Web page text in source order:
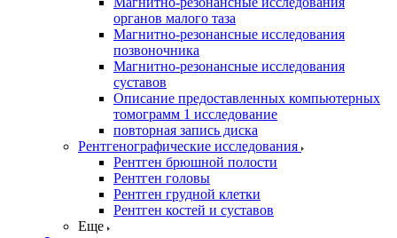
органов малого таза
Магнитно-резонансные исследования
позвоночника
Магнитно-резонансные исследования
суставов
Описание предоставленных компьютерных
томограмм 1 исследование
повторная запись диска
Рентгенографические исследования
Рентген брюшной полости
Рентген головы
Рентген грудной клетки
Рентген костей и суставов
Еще